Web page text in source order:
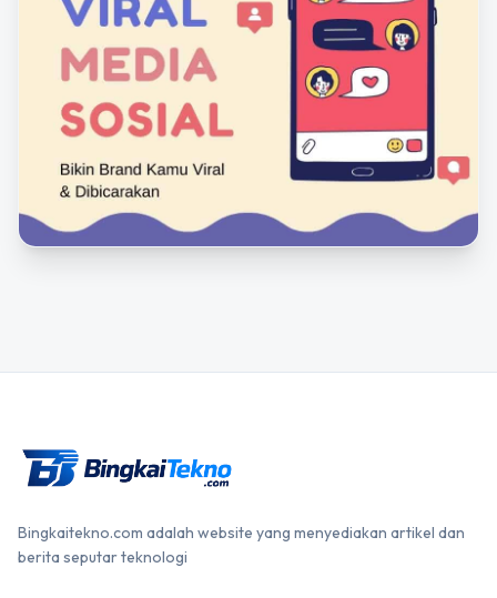
Bingkaitekno.com adalah website yang menyediakan artikel dan
berita seputar teknologi